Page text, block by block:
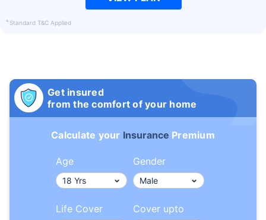
+Standard T&C Applied
Get insured
from the comfort of your home
Calculate your Insurance Premium
Age Gender
Life Cover Cover upto